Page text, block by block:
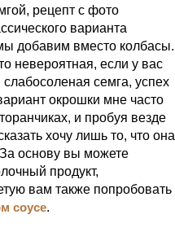
рецепт с фото
варианта
добавим вместо колбасы.
невероятная, если у вас
семга, успех
окрошки мне часто
и пробуя везде
хочу лишь то, что она
За основу вы можете
продукт,
вам также попробовать
соусе.